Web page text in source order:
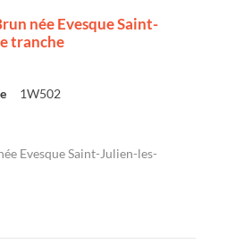
née Evesque Saint-
tranche
1W502
Evesque Saint-Julien-les-